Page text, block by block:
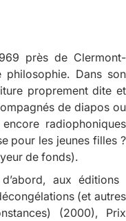
près de Clermont-
Dans son
proprement dite et
de diapos ou
radiophoniques
pour les jeunes filles ?
de fonds).
aux éditions
(et autres
(2000), Prix